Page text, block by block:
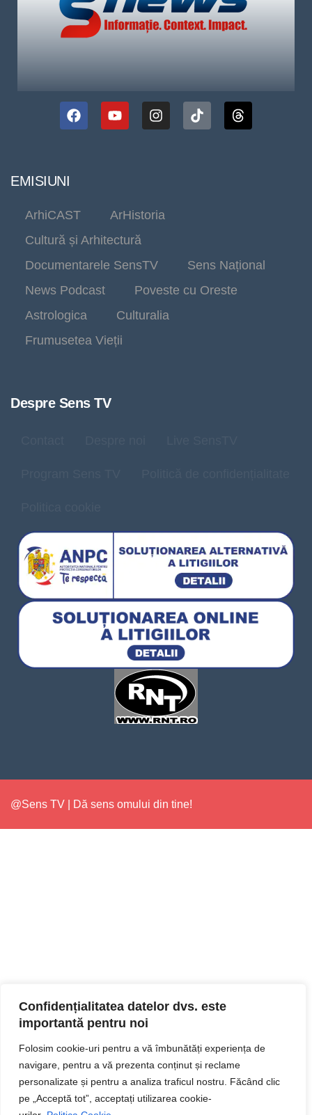
Confidențialitatea datelor dvs. este
importantă pentru noi
Folosim cookie-uri pentru a vă îmbunătăți experiența de
navigare, pentru a vă prezenta conținut și reclame
personalizate și pentru a analiza traficul nostru. Făcând clic
pe „Acceptă tot”, acceptați utilizarea cookie-
EMISIUNI
ArhiCAST
ArHistoria
Cultură și Arhitectură
Documentarele SensTV
Sens Național
News Podcast
Poveste cu Oreste
Astrologica
Culturalia
Frumusetea Vieții
Despre Sens TV
@Sens TV | Dă sens omului din tine!